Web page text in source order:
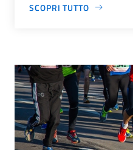
SCOPRI TUTTO